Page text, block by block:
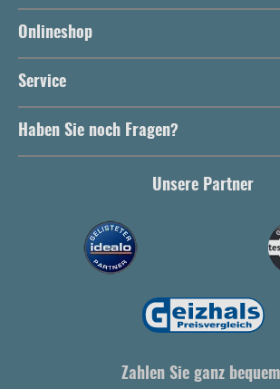
Onlineshop
Service
Haben Sie noch Fragen?
Unsere Partner
Zahlen Sie ganz